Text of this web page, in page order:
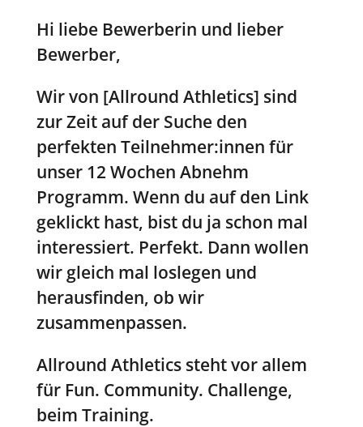
Hi liebe Bewerberin und lieber
Bewerber,
Wir von [Allround Athletics] sind
zur Zeit auf der Suche den
perfekten Teilnehmer:innen für
unser 12 Wochen Abnehm
Programm. Wenn du auf den Link
geklickt hast, bist du ja schon mal
interessiert. Perfekt. Dann wollen
wir gleich mal loslegen und
herausfinden, ob wir
zusammenpassen.
Allround Athletics steht vor allem
für Fun. Community. Challenge,
beim Training.